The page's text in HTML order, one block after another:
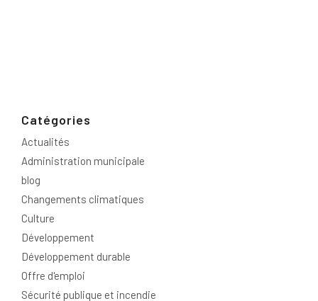
Catégories
Actualités
Administration municipale
blog
Changements climatiques
Culture
Développement
Développement durable
Offre d'emploi
Sécurité publique et incendie